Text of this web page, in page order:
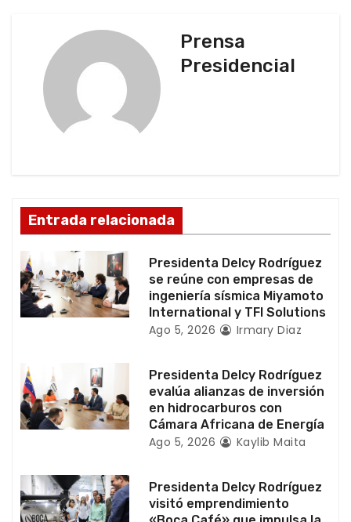
d
e
e
n
r
a
a
s
Prensa
Presidencial
Entrada relacionada
Presidenta Delcy Rodríguez
se reúne con empresas de
ingeniería sísmica Miyamoto
International y TFI Solutions
Ago 5, 2026 Irmary Diaz
Presidenta Delcy Rodríguez
evalúa alianzas de inversión
en hidrocarburos con
Cámara Africana de Energía
Ago 5, 2026 Kaylib Maita
Presidenta Delcy Rodríguez
visitó emprendimiento